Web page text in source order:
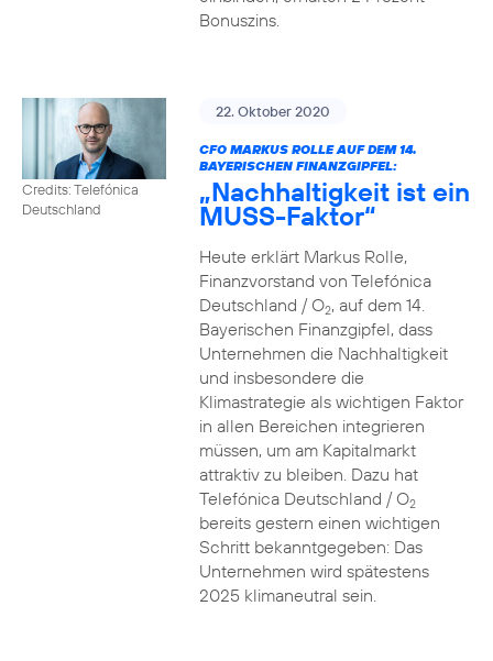
Bonuszins.
Credits: Telefónica
Deutschland
22. Oktober 2020
CFO MARKUS ROLLE AUF DEM 14.
BAYERISCHEN FINANZGIPFEL:
„Nachhaltigkeit ist ein
MUSS-Faktor“
Heute erklärt Markus Rolle,
Finanzvorstand von Telefónica
Deutschland / O2, auf dem 14.
Bayerischen Finanzgipfel, dass
Unternehmen die Nachhaltigkeit
und insbesondere die
Klimastrategie als wichtigen Faktor
in allen Bereichen integrieren
müssen, um am Kapitalmarkt
attraktiv zu bleiben. Dazu hat
Telefónica Deutschland / O2
bereits gestern einen wichtigen
Schritt bekanntgegeben: Das
Unternehmen wird spätestens
2025 klimaneutral sein.